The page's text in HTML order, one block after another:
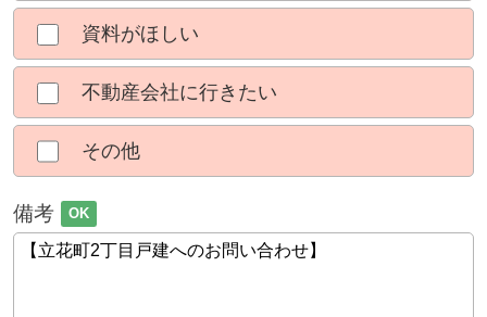
資料がほしい
不動産会社に行きたい
その他
備考 OK